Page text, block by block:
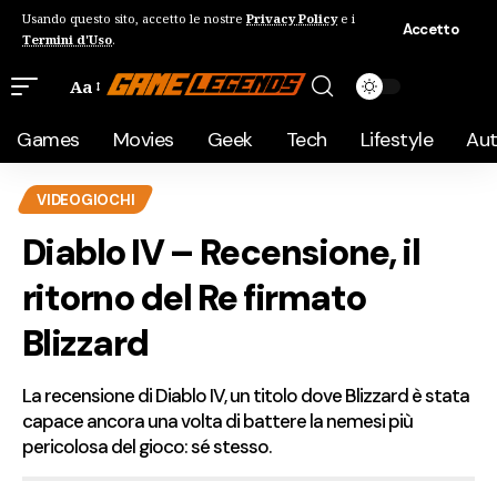
Usando questo sito, accetto le nostre Privacy Policye i
Termini d'Uso.
Accetto
Aa
Games Movies Geek Tech Lifestyle
VIDEOGIOCHI
Diablo IV – Recensione, il
ritorno del Re firmato
Blizzard
La recensione di Diablo IV, un titolo dove Blizzard è stata
capace ancora una volta di battere la nemesi più
pericolosa del gioco: sé stesso.